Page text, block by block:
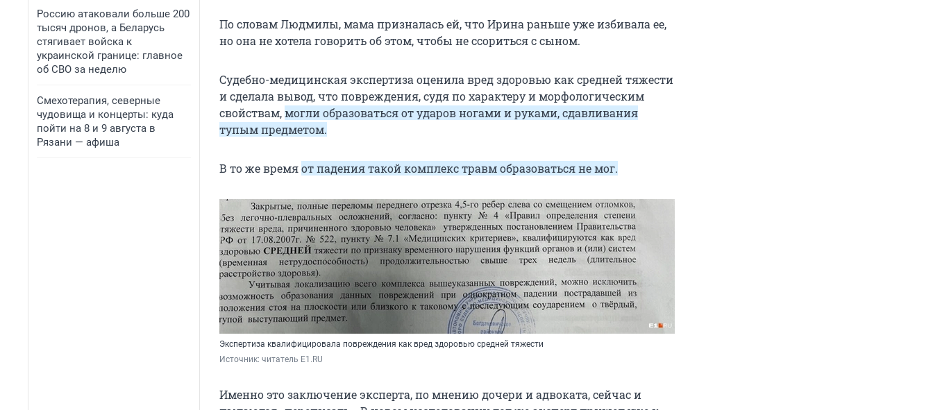
Россию атаковали больше 200
тысяч дронов, а Беларусь
стягивает войска к
украинской границе: главное
об СВО за неделю
Смехотерапия, северные
чудовища и концерты: куда
пойти на 8 и 9 августа в
Рязани — афиша
По словам Людмилы, мама призналась ей, что Ирина раньше уже избивала ее,
но она не хотела говорить об этом, чтобы не ссориться с сыном.
Судебно-медицинская экспертиза оценила вред здоровью как средней тяжести
и сделала вывод, что повреждения, судя по характеру и морфологическим
свойствам,могли образоваться от ударов ногами и руками, сдавливания
тупым предметом.
В то же времяот падения такой комплекс травм образоваться не мог.
Экспертиза квалифицировала повреждения как вред здоровью средней тяжести
Источник: читатель E1.RU
Именно это заключение эксперта, по мнению дочери и адвоката, сейчас и